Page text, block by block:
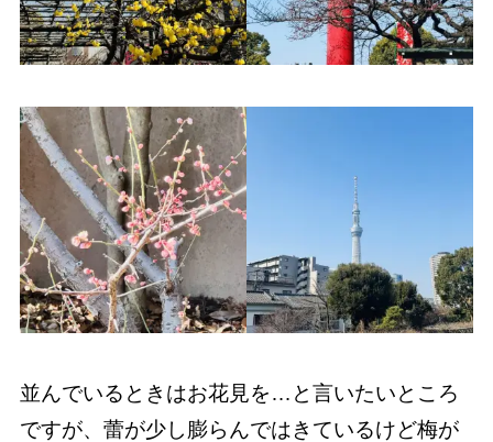
並んでいるときはお花見を…と言いたいところ
ですが、蕾が少し膨らんではきているけど梅が